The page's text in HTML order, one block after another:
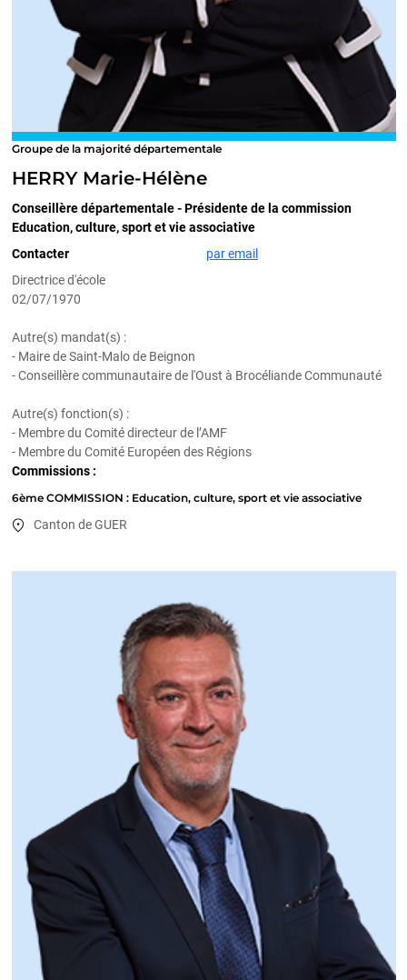
Groupe de la majorité départementale
HERRY Marie-Hélène
Conseillère départementale - Présidente de la commission
Education, culture, sport et vie associative
Contacter
par email
Directrice d'école
02/07/1970
Autre(s) mandat(s) :
- Maire de Saint-Malo de Beignon
- Conseillère communautaire de l'Oust à Brocéliande Communauté
Autre(s) fonction(s) :
- Membre du Comité directeur de l’AMF
- Membre du Comité Européen des Régions
Commissions :
6ème COMMISSION : Education, culture, sport et vie associative
Canton de GUER